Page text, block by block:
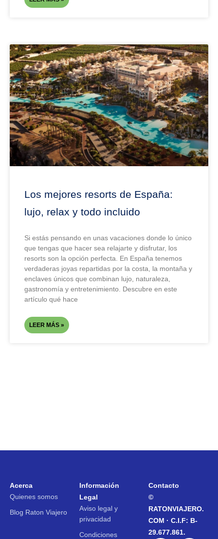
Los mejores resorts de España:
lujo, relax y todo incluido
Si estás pensando en unas vacaciones donde lo único
que tengas que hacer sea relajarte y disfrutar, los
resorts son la opción perfecta. En España tenemos
verdaderas joyas repartidas por la costa, la montaña y
enclaves únicos que combinan lujo, naturaleza,
gastronomía y entretenimiento. Descubre en este
artículo qué hace
LEER MÁS »
Acerca
Quienes somos
Blog Raton Viajero
Información
Legal
Aviso legal y
privacidad
Condiciones
Contacto
©
RATONVIAJERO.
COM · C.I.F: B-
29.677.861.